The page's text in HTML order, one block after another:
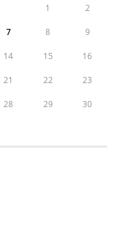
1 2
7 8 9
14 15 16
21 22 23
28 29 30